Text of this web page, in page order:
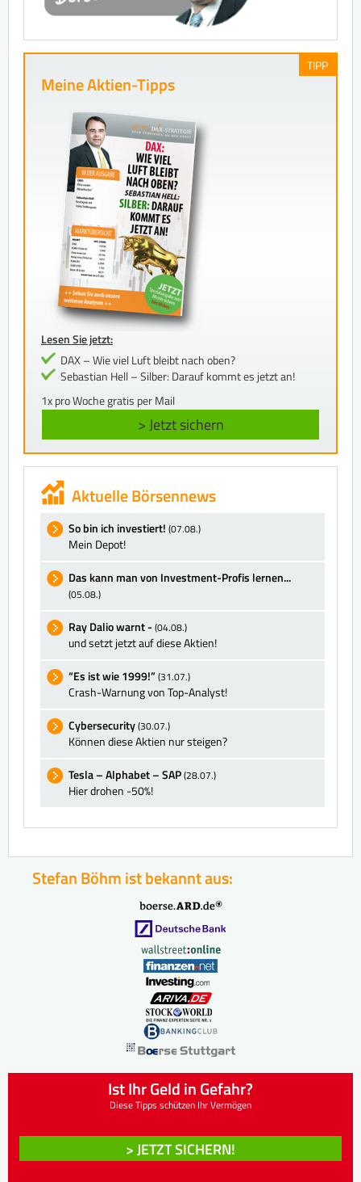
TIPP
Meine Aktien-Tipps
Lesen Sie jetzt:
DAX – Wie viel Luft bleibt nach oben?
Sebastian Hell – Silber: Darauf kommt es jetzt an!
1x pro Woche gratis per Mail
> Jetzt sichern
Aktuelle Börsennews
So bin ich investiert! (07.08.)
Mein Depot!
Das kann man von Investment-Profis lernen...
(05.08.)
Ray Dalio warnt - (04.08.)
und setzt jetzt auf diese Aktien!
“Es ist wie 1999!”(31.07.)
Crash-Warnung von Top-Analyst!
Cybersecurity(30.07.)
Können diese Aktien nur steigen?
Tesla – Alphabet – SAP(28.07.)
Hier drohen -50%!
Stefan Böhm ist bekannt aus:
Ist Ihr Geld in Gefahr?
Diese Tipps schützen Ihr Vermögen
> JETZT SICHERN!